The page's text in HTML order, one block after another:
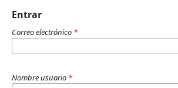
Entrar
Correo electrónico *
Nombre usuario *